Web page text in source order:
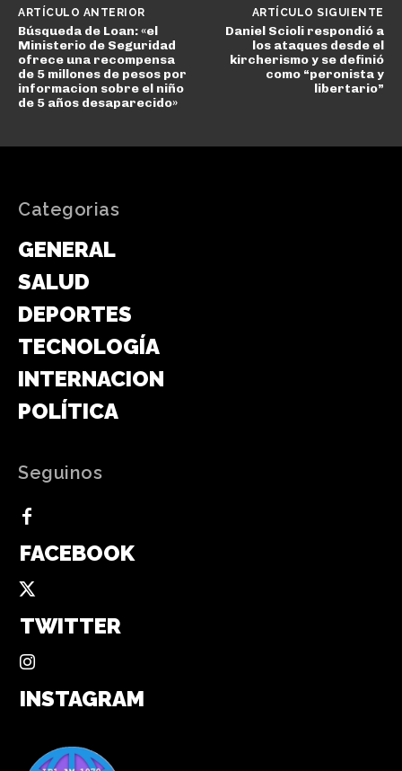
ARTÍCULO ANTERIOR
Búsqueda de Loan: «el
Ministerio de Seguridad
ofrece una recompensa
de 5 millones de pesos por
informacion sobre el niño
de 5 años desaparecido»
ARTÍCULO SIGUIENTE
Daniel Scioli respondió a
los ataques desde el
kircherismo y se definió
como “peronista y
libertario”
Categorias
GENERAL
SALUD
DEPORTES
TECNOLOGÍA
INTERNACIONAL
POLÍTICA
Seguinos
FACEBOOK
TWITTER
INSTAGRAM